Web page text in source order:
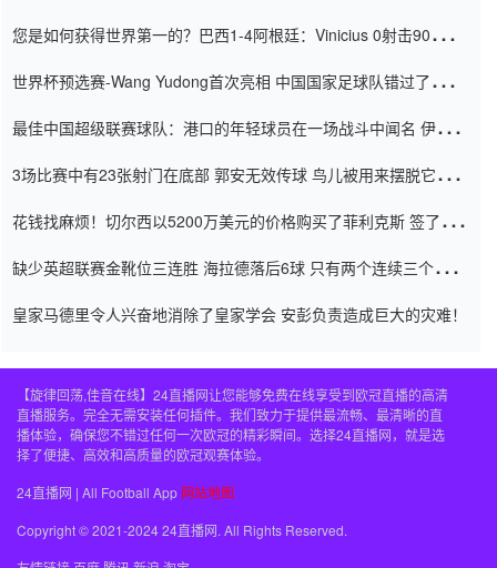
您是如何获得世界第一的？巴西1-4阿根廷：Vinicius 0射击90分钟
世界杯预选赛-Wang Yudong首次亮相 中国国家足球队错过了世界
最佳中国超级联赛球队：港口的年轻球员在一场战斗中闻名 伊万放
3场比赛中有23张射门在底部 郭安无效传球 鸟儿被用来摆脱它
花钱找麻烦！切尔西以5200万美元的价格购买了菲利克斯 签了7年
缺少英超联赛金靴位三连胜 海拉德落后6球 只有两个连续三个连续
皇家马德里令人兴奋地消除了皇家学会 安彭负责造成巨大的灾难！
【旋律回荡,佳音在线】24直播网让您能够免费在线享受到欧冠直播的高清
直播服务。完全无需安装任何插件。我们致力于提供最流畅、最清晰的直
播体验，确保您不错过任何一次欧冠的精彩瞬间。选择24直播网，就是选
择了便捷、高效和高质量的欧冠观赛体验。
24直播网 | All Football App 网站地图
Copyright © 2021-2024 24直播网. All Rights Reserved.